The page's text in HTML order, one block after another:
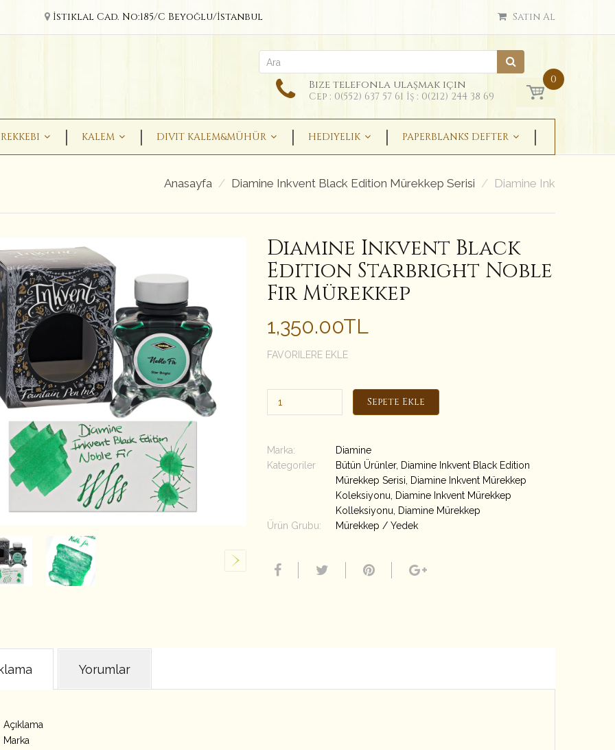
İstiklal Cad. No:185/C Beyoğlu/İstanbul Satın Al
Bize telefonla ulaşmak için
Cep : 0(552) 637 57 61 İş : 0(212) 244 38 69
0
KALEM DIVIT KALEM&MÜHÜR HEDIYELIK PAPERBLANKS DEFTER
Anasayfa Diamine Inkvent Black Edition Mürekkep Serisi Diamine Inkvent
Diamine Inkvent Black
Edition Starbright Noble
Fir Mürekkep
1,350.00TL
FAVORILERE EKLE
Sepete Ekle
Marka:
Diamine
Kategoriler
Bütün Ürünler, Diamine Inkvent Black Edition
Mürekkep Serisi
Diamine Inkvent Mürekkep
Koleksiyonu
Diamine Inkvent Mürekkep
Kolleksiyonu
Diamine Mürekkep
Ürün Grubu:
Mürekkep / Yedek
Yorumlar
Açıklama
Marka